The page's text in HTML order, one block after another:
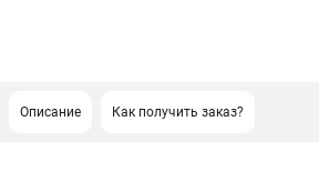
Описание Как получить заказ?